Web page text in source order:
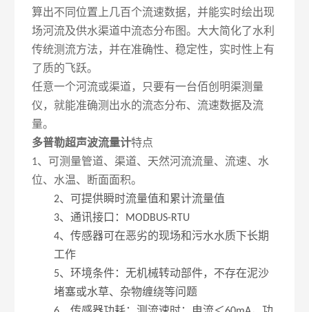
算出不同位置上几百个流速数据，并能实时绘出现
场河流及供水渠道中流态分布图。大大简化了水利
传统测流方法，并在准确性、稳定性，实时性上有
了质的飞跃。
任意一个河流或渠道，只要有一台佰创明渠测量
仪，就能准确测出水的流态分布、流速数据及流
量。
多普勒超声波流量计特点
1、可测量管道、渠道、天然河流流量、流速、水
位、水温、断面面积。
2、可提供瞬时流量值和累计流量值
3、通讯接口：
MODBUS-RTU
4、传感器可在恶劣的现场和污水水质下长期
工作
5、环境条件：无机械转动部件，不存在泥沙
堵塞或水草、杂物缠绕等问题